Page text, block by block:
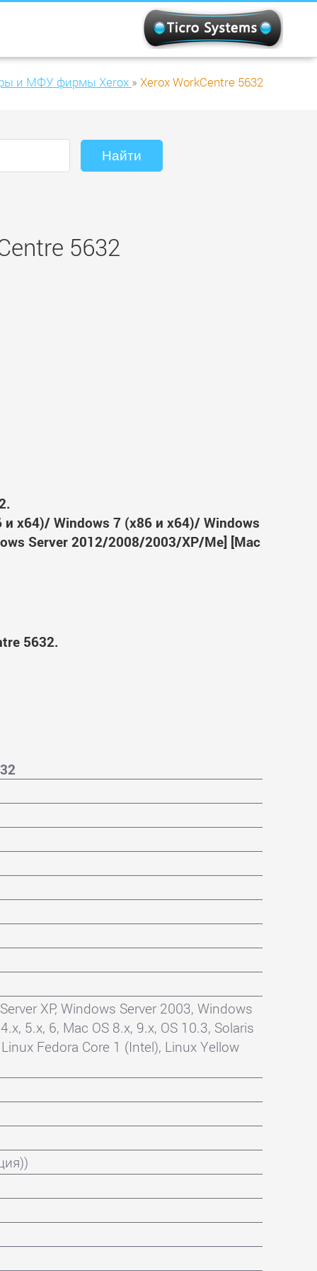
и МФУ фирмы Xerox » Xerox WorkCentre 5632
5632
x64)/ Windows 7 (x86 и x64)/ Windows
Server 2012/2008/2003/XP/Me] [Mac
5632.
XP, Windows Server 2003, Windows
5.x, 6, Mac OS 8.x, 9.x, OS 10.3, Solaris
Fedora Core 1 (Intel), Linux Yellow